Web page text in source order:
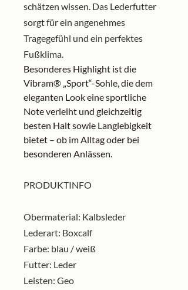
schätzen wissen. Das Lederfutter
sorgt für ein angenehmes
Tragegefühl und ein perfektes
Fußklima.
Besonderes Highlight ist die
Vibram® „Sport“-Sohle, die dem
eleganten Look eine sportliche
Note verleiht und gleichzeitig
besten Halt sowie Langlebigkeit
bietet – ob im Alltag oder bei
besonderen Anlässen.
PRODUKTINFO
Obermaterial: Kalbsleder
Lederart: Boxcalf
Farbe: blau / weiß
Futter: Leder
Leisten: Geo